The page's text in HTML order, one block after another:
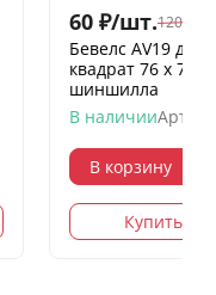
60 ₽/шт.120
Бевелс AV19
квадрат 76 х 76
шиншилла
В наличии
В корзину
Купить в